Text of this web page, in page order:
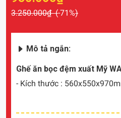
3.250.000₫ (-71%)
Mô tả ngắn:
Ghế ăn bọc đệm xuất Mỹ
- Kích thước :